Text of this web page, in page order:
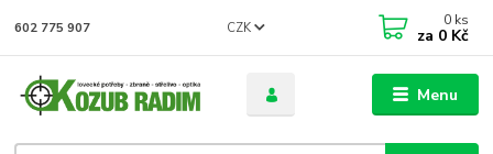
Menu
CZK
602 775 907 0 ks
za 0 Kč